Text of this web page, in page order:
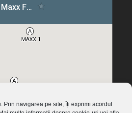
Prin navigarea pe site, îți exprimi acordul